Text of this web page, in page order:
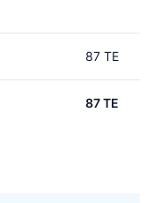
87 TE
87 TE